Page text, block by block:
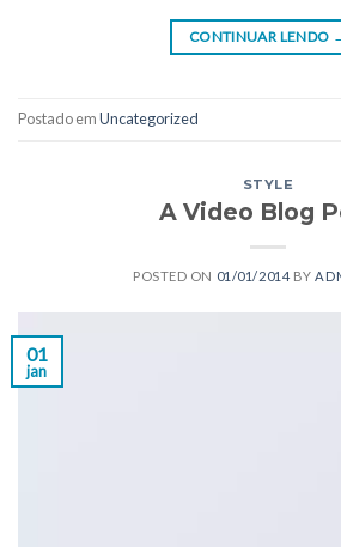
CONTINUAR LENDO
Postado emUncategorized
STYLE
A Video Blog
POSTED ON 01/01/2014 BY
01
jan